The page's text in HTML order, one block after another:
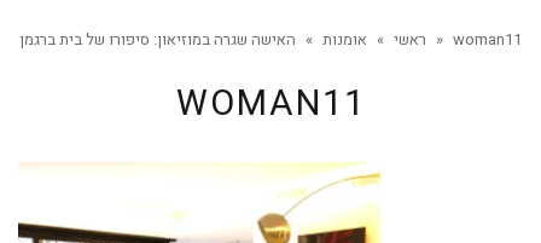
ראשי » אומנות » האישה שגרה במוזיאון: סיפורו של בית ברגמן » woman11
WOMAN11